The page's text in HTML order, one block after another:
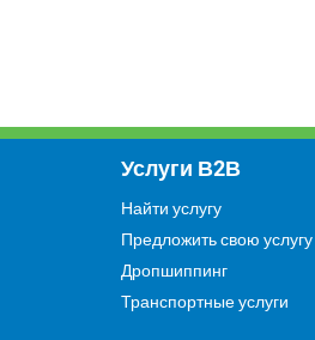
Услуги В2В
Найти услугу
Предложить свою услугу
Дропшиппинг
Транспортные услуги